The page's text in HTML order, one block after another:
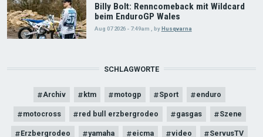
Billy Bolt: Renncomeback mit Wildcard
beim EnduroGP Wales
Aug 07 2026 - 7:49am byHusqvarna
SCHLAGWORTE
Archiv ktm motogp Sport enduro
motocross red bull erzbergrodeo gasgas Szene
Erzbergrodeo yamaha eicma video ServusTV